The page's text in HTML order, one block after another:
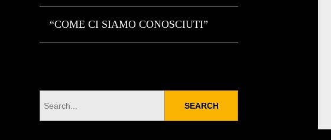
“COME CI SIAMO CONOSCIUTI”